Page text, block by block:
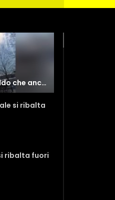
Chicago, fa così freddo che anche l’acqua bollente ghiaccia all’istante
si ribalta
ribalta fuori